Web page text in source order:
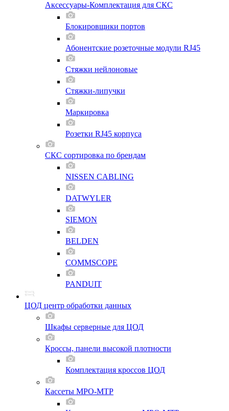
Аксессуары-Комплектация для СКС
Блокировщики портов
Абонентские розеточные модули RJ45
Стяжки нейлоновые
Стяжки-липучки
Маркировка
Розетки RJ45 корпуса
СКС сортировка по брендам
NISSEN CABLING
DATWYLER
SIEMON
BELDEN
COMMSCOPE
PANDUIT
ЦОД центр обработки данных
Шкафы серверные для ЦОД
Кроссы, панели высокой плотности
Комплектация кроссов ЦОД
Кассеты MPO-MTP